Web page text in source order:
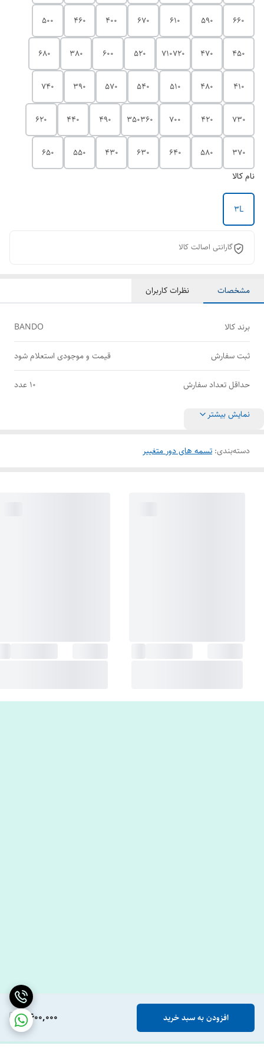
660
590
610
670
400
460
500
450
470
710720
520
600
380
680
410
480
510
540
570
390
740
730
420
700
350360
490
440
620
370
580
640
630
430
550
650
نام کالا
3L
گارانتی اصالت کالا
2,600,000 افزودن به سبد خرید
مشخصات نظرات کاربران
برند کالا BANDO
ثبت سفارش قیمت و موجودی استعلام شود
حداقل تعداد سفارش 10 عدد
نمایش بیشتر
دسته‌بندی: تسمه های دور متغییر